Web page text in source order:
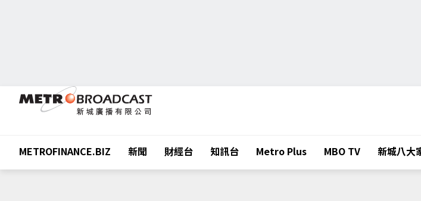
METROFINANCE.BIZ 新聞 財經台 知訊台 Metro Plus MBO TV 新城八大